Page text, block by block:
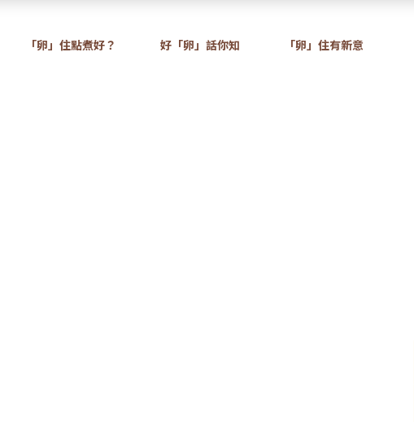
「卵」住點煮好？ 好「卵」話你知 「卵」住有新意